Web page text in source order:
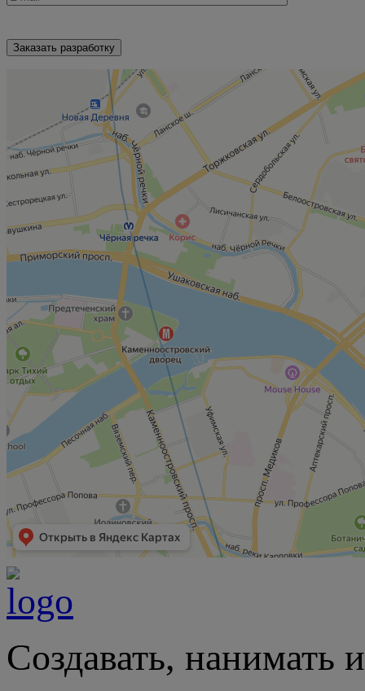
Создавать, нанимать